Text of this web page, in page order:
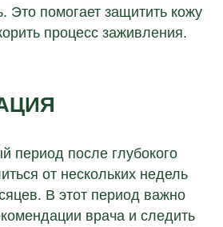
Это помогает защитить кожу
процесс заживления.
период после глубокого
от нескольких недель
В этот период важно
врача и следить